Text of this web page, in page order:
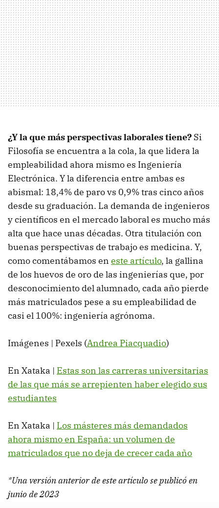
¿Y la que más perspectivas laborales tiene? Si
Filosofía se encuentra a la cola, la que lidera la
empleabilidad ahora mismo es Ingeniería
Electrónica. Y la diferencia entre ambas es
abismal: 18,4% de paro vs 0,9% tras cinco años
desde su graduación. La demanda de ingenieros
y científicos en el mercado laboral es mucho más
alta que hace unas décadas. Otra titulación con
buenas perspectivas de trabajo es medicina. Y,
como comentábamos en este artículo, la gallina
de los huevos de oro de las ingenierías que, por
desconocimiento del alumnado, cada año pierde
más matriculados pese a su empleabilidad de
casi el 100%: ingeniería agrónoma.
Imágenes | Pexels (Andrea Piacquadio)
En Xataka | Estas son las carreras universitarias
de las que más se arrepienten haber elegido sus
estudiantes
En Xataka | Los másteres más demandados
ahora mismo en España: un volumen de
matriculados que no deja de crecer cada año
*Una versión anterior de este artículo se publicó en
junio de 2023